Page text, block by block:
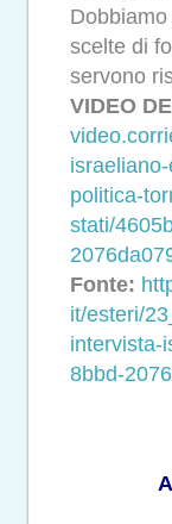
scelte di
servono
VIDEO
israeliano-
politica-
stati/
Fonte:
it/esteri/
intervista-
8bbd-